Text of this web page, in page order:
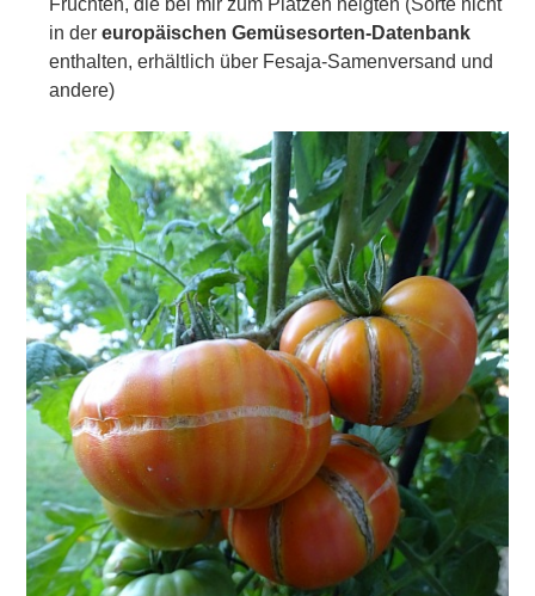
Früchten, die bei mir zum Platzen neigten (Sorte nicht
in dereuropäischen Gemüsesorten-Datenbank
enthalten, erhältlich über Fesaja-Samenversand und
andere)